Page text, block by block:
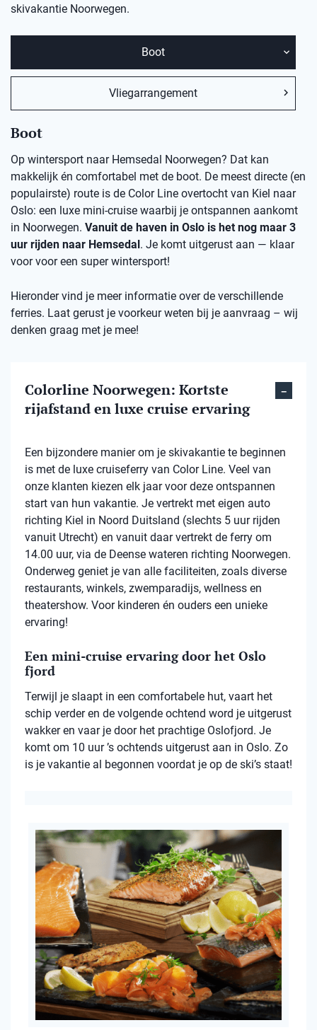
skivakantie Noorwegen.
Boot
Vliegarrangement
Boot
Op wintersport naar Hemsedal Noorwegen? Dat kan
makkelijk én comfortabel met de boot. De meest directe (en
populairste) route is de Color Line overtocht van Kiel naar
Oslo: een luxe mini-cruise waarbij je ontspannen aankomt
in Noorwegen. Vanuit de haven in Oslo is het nog maar 3
uur rijden naar Hemsedal. Je komt uitgerust aan — klaar
voor voor een super wintersport!
Hieronder vind je meer informatie over de verschillende
ferries. Laat gerust je voorkeur weten bij je aanvraag – wij
denken graag met je mee!
Colorline Noorwegen: Kortste
rijafstand en luxe cruise ervaring
Een bijzondere manier om je skivakantie te beginnen
is met de luxe cruiseferry van Color Line. Veel van
onze klanten kiezen elk jaar voor deze ontspannen
start van hun vakantie. Je vertrekt met eigen auto
richting Kiel in Noord Duitsland (slechts 5 uur rijden
vanuit Utrecht) en vanuit daar vertrekt de ferry om
14.00 uur, via de Deense wateren richting Noorwegen.
Onderweg geniet je van alle faciliteiten, zoals diverse
restaurants, winkels, zwemparadijs, wellness en
theatershow. Voor kinderen én ouders een unieke
ervaring!
Een mini-cruise ervaring door het Oslo
fjord
Terwijl je slaapt in een comfortabele hut, vaart het
schip verder en de volgende ochtend word je uitgerust
wakker en vaar je door het prachtige Oslofjord. Je
komt om 10 uur ’s ochtends uitgerust aan in Oslo. Zo
is je vakantie al begonnen voordat je op de ski’s staat!